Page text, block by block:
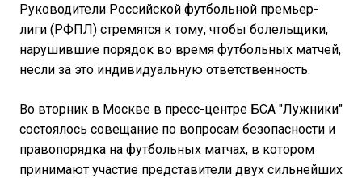
Руководители Российской футбольной премьер-
лиги (РФПЛ) стремятся к тому, чтобы болельщики,
нарушившие порядок во время футбольных матчей,
несли за это индивидуальную ответственность.
Во вторник в Москве в пресс-центре БСА "Лужники"
состоялось совещание по вопросам безопасности и
правопорядка на футбольных матчах, в котором
принимают участие представители двух сильнейших